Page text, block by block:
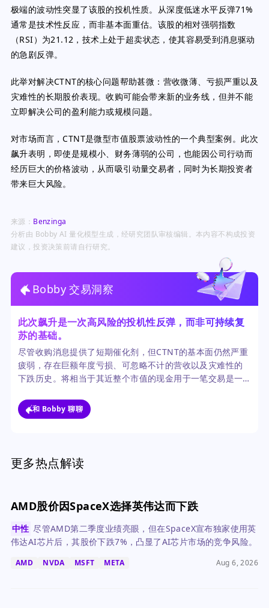
极端的波动性突显了该股的投机性质。从深度低迷水平反弹71%
通常是技术性反应，而非基本面重估。该股的相对强弱指数
（RSI）为21.12，技术上处于超卖状态，使其容易受到消息驱动
的急剧反弹。
此举对解决CTNT的核心问题帮助甚微：营收微薄、亏损严重以及
灾难性的长期股价表现。收购可能会带来新的业务线，但并不能
立即解决公司的盈利能力或规模问题。
对市场而言，CTNT是微型市值股票波动性的一个典型案例。此次
飙升表明，即使是规模小、财务薄弱的公司，也能因公司行动而
经历巨大的价格波动，从而吸引动量交易者，同时为长期投资者
带来巨大风险。
来源： Benzinga
分析由 Bobby AI 量化模型生成，经研究团队审核编辑。本内容不构成投资
建议，投资决策前请自行研究。
Bobby 交易洞察
此次飙升是一次高风险的投机性反弹，而非可持续复
苏的基础。
尽管收购消息提供了短期催化剂，但CTNT的基本面仍然严重
疲弱，存在巨额年度亏损、可忽略不计的营收以及灾难性的
下跌历史。将相当于其近整个市值的现金用于一笔交易是一
和 Bobby 聊聊
更多热点解读
AMD股价因SpaceX选择英伟达而下跌
中性 尽管AMD第二季度业绩亮眼，但在SpaceX宣布独家使用英
伟达AI芯片后，其股价下跌7%，凸显了AI芯片市场的竞争风险。
AMD NVDA MSFT META Aug 6, 2026